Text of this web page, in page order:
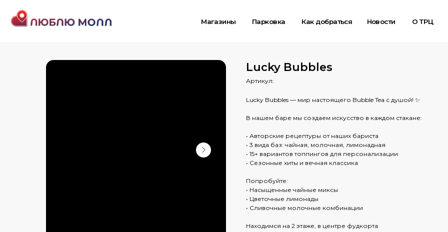
Новости О ТРЦ Карта
Как добраться
Парковка
Магазины
Lucky Bubbles
Артикул:
Lucky Bubbles — мир настоящего Bubble Tea с душой! ✨
В нашем баре мы создаем искусство в каждом стакане:
• Авторские рецептуры от наших бариста
• 3 вида баз: чайная, молочная, лимонадная
• 15+ вариантов топпингов для персонализации
• Сезонные хиты и вечная классика
Попробуйте:
• Насыщенные чайные миксы
• Цветочные лимонады
• Сливочные молочные комбинации
Находимся на 2 этаже, в центре фудкорта